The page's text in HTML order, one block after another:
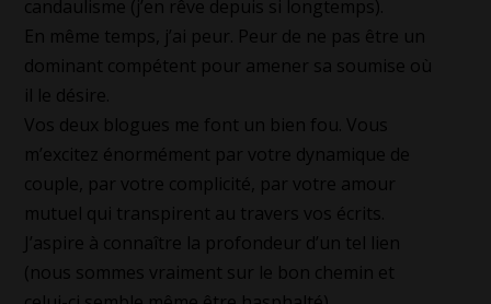
candaulisme (j’en rêve depuis si longtemps).
En même temps, j’ai peur. Peur de ne pas être un
dominant compétent pour amener sa soumise où
il le désire.
Vos deux blogues me font un bien fou. Vous
m’excitez énormément par votre dynamique de
couple, par votre complicité, par votre amour
mutuel qui transpirent au travers vos écrits.
J’aspire à connaître la profondeur d’un tel lien
(nous sommes vraiment sur le bon chemin et